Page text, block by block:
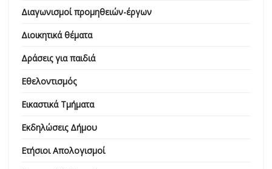
Διαγωνισμοί προμηθειών-έργων
Διοικητικά θέματα
Δράσεις για παιδιά
Εθελοντισμός
Εικαστικά Τμήματα
Εκδηλώσεις Δήμου
Ετήσιοι Απολογισμοί